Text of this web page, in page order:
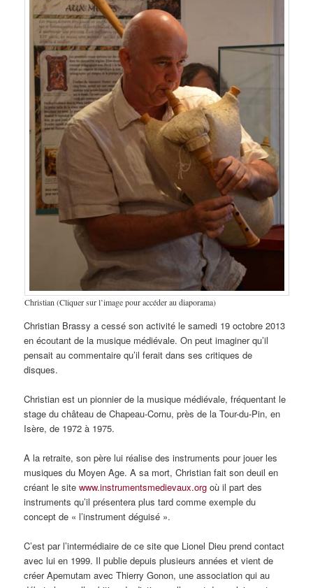
Christian (Cliquer sur l’image pour accéder au diaporama)
Christian Brassy a cessé son activité le samedi 19 octobre 2013
en écoutant de la musique médiévale. On peut imaginer qu’il
pensait au commentaire qu’il ferait dans ses critiques de
disques.
Christian est un pionnier de la musique médiévale, fréquentant le
stage du château de Chapeau-Cornu, près de la Tour-du-Pin, en
Isère, de 1972 à 1975.
A la retraite, son père lui réalise des instruments pour jouer les
musiques du Moyen Age. A sa mort, Christian fait son deuil en
créant le sitewww.instrumentsmedievaux.org où il part des
instruments qu’il présentera plus tard comme exemple du
concept de « l’instrument déguisé ».
C’est par l’intermédiaire de ce site que Lionel Dieu prend contact
avec lui en 1999. Il publie depuis plusieurs années et vient de
créer Apemutam avec Thierry Gonon, une association qui au